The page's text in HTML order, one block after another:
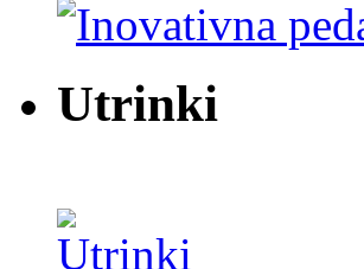
Utrinki